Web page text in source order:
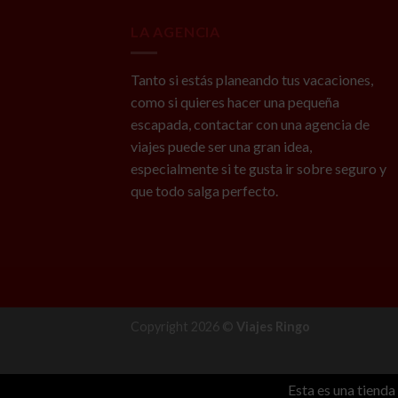
Tanto si estás planeando tus vacaciones,
como si quieres hacer una pequeña
escapada, contactar con una agencia de
viajes puede ser una gran idea,
especialmente si te gusta ir sobre seguro y
que todo salga perfecto.
Copyright 2026 © Viajes Ringo
Esta es una